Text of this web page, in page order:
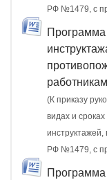
РФ №1479, с
Программа
(К приказу
видах и
инструктажей,
РФ №1479, с
Программа